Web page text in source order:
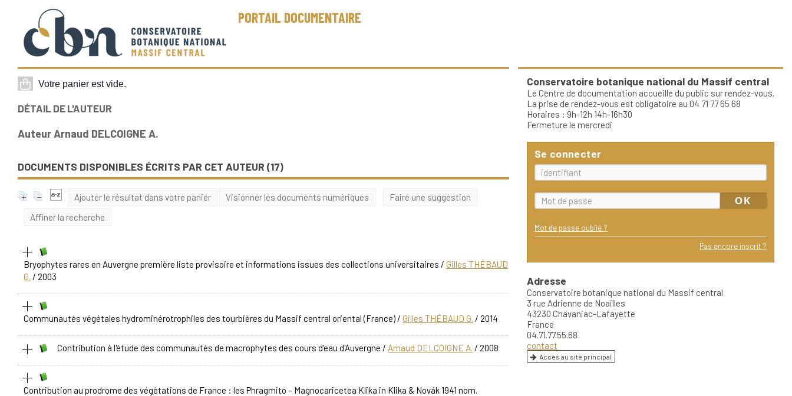
PORTAIL DOCUMENTAIRE
DÉTAIL DE L'AUTEUR
Auteur Arnaud DELCOIGNE A.
DOCUMENTS DISPONIBLES ÉCRITS PAR CET AUTEUR (17)
Ajouter le résultat dans votre panier Visionner les documents numériques
Faire une suggestion
Affiner la recherche
Bryophytes rares en Auvergne première liste provisoire et informations issues des collections universitaires / Gilles THÉBAUD
G. / 2003
Communautés végétales hydrominérotrophiles des tourbières du Massif central oriental (France)/ Gilles THÉBAUD G. / 2014
Contribution à l'étude des communautés de macrophytes des cours d'eau d'Auvergne / Arnaud DELCOIGNE A. / 2008
Contribution au prodrome des végétations de France : les Phragmito – Magnocaricetea Klika in Klika & Novák 1941 nom.
Conservatoire botanique national du Massif central
Le Centre de documentation accueille du public sur rendez-vous.
La prise de rendez-vous est obligatoire au 04 71 77 65 68
Horaires : 9h-12h 14h-16h30
Fermeture le mercredi
Se connecter
Mot de passe oublié ?
Pas encore inscrit ?
Adresse
Conservatoire botanique national du Massif central
3 rue Adrienne de Noailles
43230 Chavaniac-Lafayette
France
04.71.77.55.68
contact
Accès au site principal